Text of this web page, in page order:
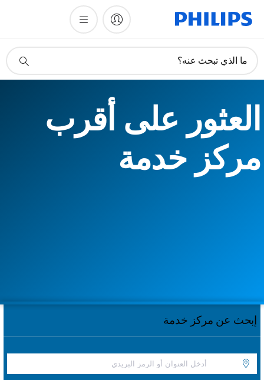
دعم
ما الذي تبحث عنه؟
العثور على أقرب
مركز خدمة
إبحث عن مركز خدمة